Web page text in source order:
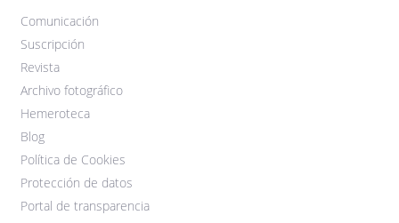
Comunicación
Suscripción
Revista
Archivo fotográfico
Hemeroteca
Blog
Política de Cookies
Protección de datos
Portal de transparencia